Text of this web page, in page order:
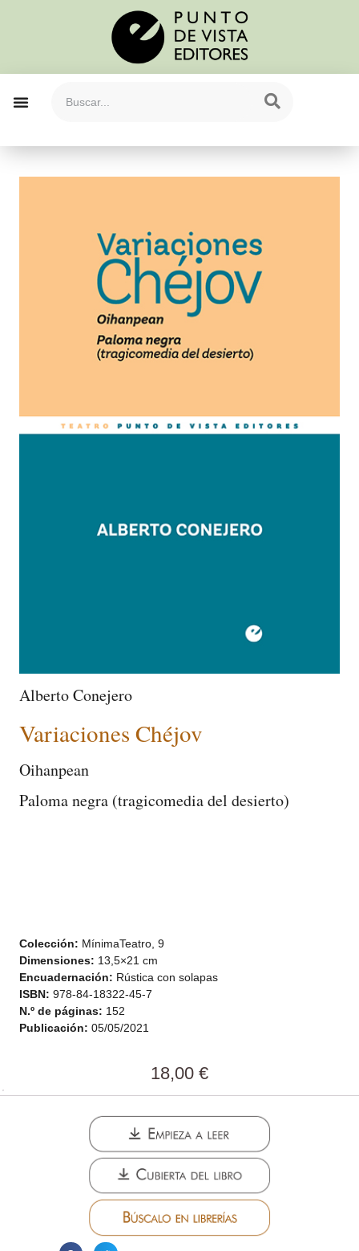
Alberto Conejero
Variaciones Chéjov
Oihanpean
Paloma negra (tragicomedia del desierto)
Colección: MínimaTeatro, 9
Dimensiones: 13,5×21 cm
Encuadernación: Rústica con solapas
ISBN: 978-84-18322-45-7
N.º de páginas: 152
Publicación: 05/05/2021
18,00 €